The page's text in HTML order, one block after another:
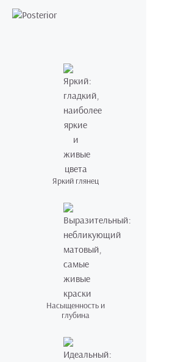
Яркий глянец
Насыщенность и
глубина